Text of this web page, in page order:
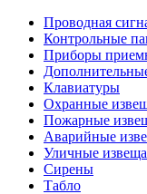
Проводная
Контрольные
Приборы
Клавиатуры
Охранные
Пожарные
Аварийные
Уличные
Сирены
Табло